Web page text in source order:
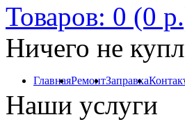
Товаров: 0 (0
Ничего не
ГлавнаяРемонтЗаправка
Наши услуги